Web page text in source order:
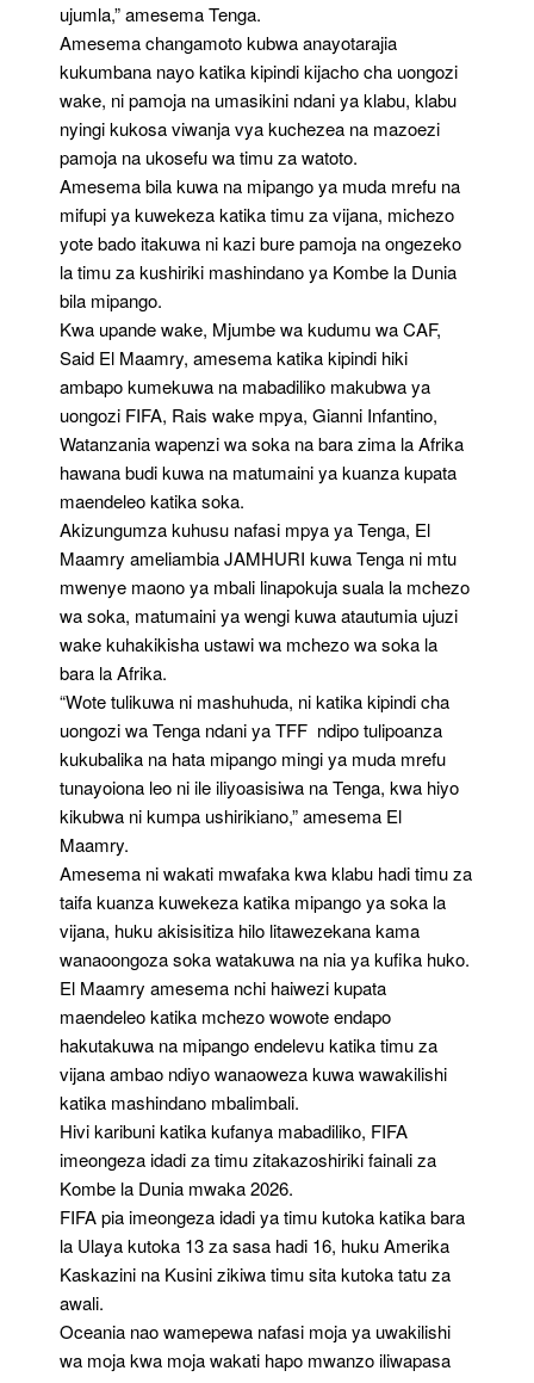
ujumla,” amesema Tenga.
Amesema changamoto kubwa anayotarajia
kukumbana nayo katika kipindi kijacho cha uongozi
wake, ni pamoja na umasikini ndani ya klabu, klabu
nyingi kukosa viwanja vya kuchezea na mazoezi
pamoja na ukosefu wa timu za watoto.
Amesema bila kuwa na mipango ya muda mrefu na
mifupi ya kuwekeza katika timu za vijana, michezo
yote bado itakuwa ni kazi bure pamoja na ongezeko
la timu za kushiriki mashindano ya Kombe la Dunia
bila mipango.
Kwa upande wake, Mjumbe wa kudumu wa CAF,
Said El Maamry, amesema katika kipindi hiki
ambapo kumekuwa na mabadiliko makubwa ya
uongozi FIFA, Rais wake mpya, Gianni Infantino,
Watanzania wapenzi wa soka na bara zima la Afrika
hawana budi kuwa na matumaini ya kuanza kupata
maendeleo katika soka.
Akizungumza kuhusu nafasi mpya ya Tenga, El
Maamry ameliambia JAMHURI kuwa Tenga ni mtu
mwenye maono ya mbali linapokuja suala la mchezo
wa soka, matumaini ya wengi kuwa atautumia ujuzi
wake kuhakikisha ustawi wa mchezo wa soka la
bara la Afrika.
“Wote tulikuwa ni mashuhuda, ni katika kipindi cha
uongozi wa Tenga ndani ya TFF ndipo tulipoanza
kukubalika na hata mipango mingi ya muda mrefu
tunayoiona leo ni ile iliyoasisiwa na Tenga, kwa hiyo
kikubwa ni kumpa ushirikiano,” amesema El
Maamry.
Amesema ni wakati mwafaka kwa klabu hadi timu za
taifa kuanza kuwekeza katika mipango ya soka la
vijana, huku akisisitiza hilo litawezekana kama
wanaoongoza soka watakuwa na nia ya kufika huko.
El Maamry amesema nchi haiwezi kupata
maendeleo katika mchezo wowote endapo
hakutakuwa na mipango endelevu katika timu za
vijana ambao ndiyo wanaoweza kuwa wawakilishi
katika mashindano mbalimbali.
Hivi karibuni katika kufanya mabadiliko, FIFA
imeongeza idadi za timu zitakazoshiriki fainali za
Kombe la Dunia mwaka 2026.
FIFA pia imeongeza idadi ya timu kutoka katika bara
la Ulaya kutoka 13 za sasa hadi 16, huku Amerika
Kaskazini na Kusini zikiwa timu sita kutoka tatu za
awali.
Oceania nao wamepewa nafasi moja ya uwakilishi
wa moja kwa moja wakati hapo mwanzo iliwapasa